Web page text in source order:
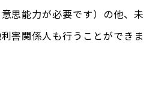
思能力が必要です）の他、未
害関係人も行うことができま